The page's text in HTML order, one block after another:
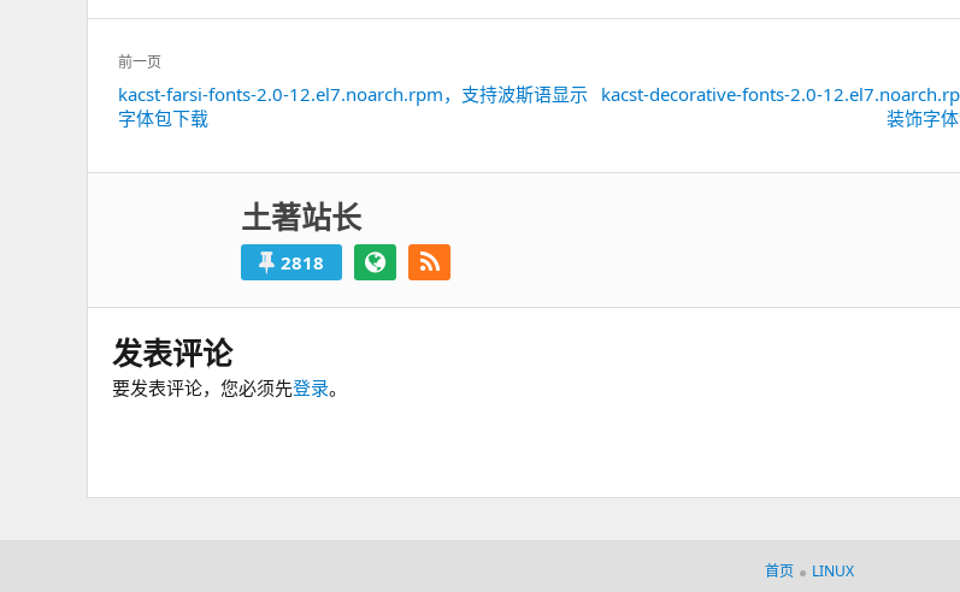
文
章
导
前一页
上
一
kacst-farsi-fonts-2.0-12.el7.noarch.rpm，支持波斯语显示
字体包下载
下
kacst-decorative-fonts-2.0-
装饰字
土著站长
2818
发表评论
要发表评论，您必须先登录。
首页 LINUX